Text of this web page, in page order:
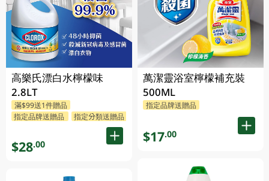
高樂氏漂白水檸檬味
2.8LT
滿$99送1件贈品
指定品牌送贈品
指定分類送贈品
$28.00
萬潔靈浴室檸檬補充裝
500ML
指定品牌送贈品
$17.00